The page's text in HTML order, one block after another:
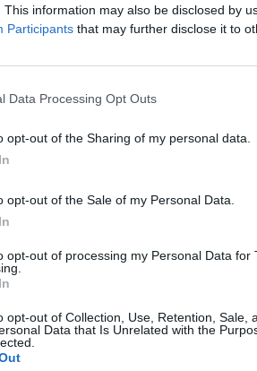
This information may also be disclosed by
Participants that may further disclose it to
Data Processing Opt Outs
opt-out of the Sharing of my personal data.
opt-out of the Sale of my Personal Data.
opt-out of processing my Personal Data for
opt-out of Collection, Use, Retention, Sale,
Data that Is Unrelated with the
elektros
vietoj 4
tūkst.